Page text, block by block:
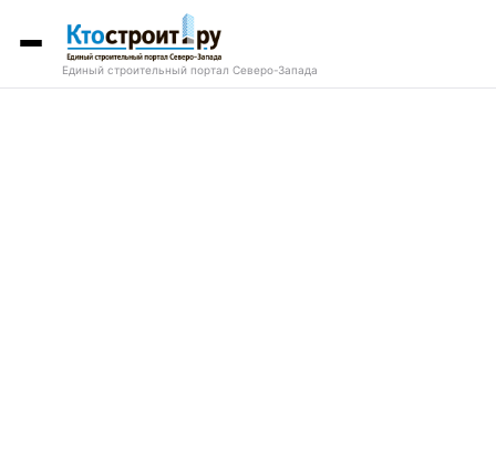
Единый строительный портал Северо-Запада